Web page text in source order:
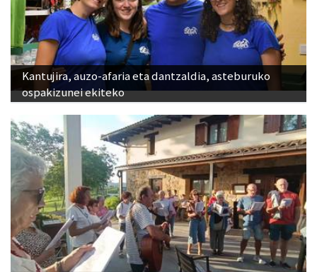
Kantujira, auzo-afaria eta dantzaldia, asteburuko
ospakizunei ekiteko